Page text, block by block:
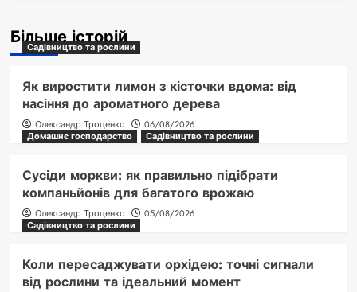
Більше історій
Садівництво та рослини
Як виростити лимон з кісточки вдома: від
насіння до ароматного дерева
Олександр Троценко
06/08/2026
Домашнє господарство
Садівництво та рослини
Сусіди моркви: як правильно підібрати
компаньйонів для багатого врожаю
Олександр Троценко
05/08/2026
Садівництво та рослини
Коли пересаджувати орхідею: точні сигнали
від рослини та ідеальний момент